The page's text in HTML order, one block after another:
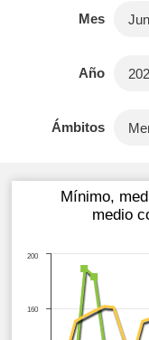
Mes
Año
Ámbitos
Mínimo,
medio
160
200